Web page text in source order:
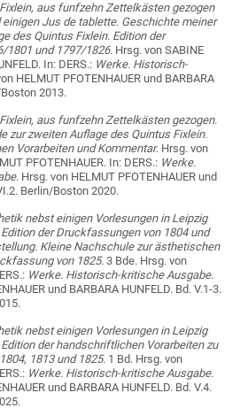
aus funfzehn Zettelkästen gezogen
Jus de tablette. Geschichte meiner
des Quintus Fixlein. Edition der
1801 und 1797/1826. Hrsg. von SABINE
In: DERS.: Werke. Historisch-
HELMUT PFOTENHAUER und BARBARA
2013.
aus funfzehn Zettelkästen gezogen.
zur zweiten Auflage des Quintus Fixlein.
Vorarbeiten und Kommentar. Hrsg. von
PFOTENHAUER. In: DERS.: Werke.
. Hrsg. von HELMUT PFOTENHAUER und
Berlin/Boston 2020.
nebst einigen Vorlesungen in Leipzig
der Druckfassungen von 1804 und
Kleine Nachschule zur ästhetischen
von 1825. 3 Bde. Hrsg. von
Werke. Historisch-kritische Ausgabe.
und BARBARA HUNFELD. Bd. V.1-3.
nebst einigen Vorlesungen in Leipzig
der handschriftlichen Vorarbeiten zu
1813 und 1825. 1 Bd. Hrsg. von
Werke. Historisch-kritische Ausgabe.
und BARBARA HUNFELD. Bd. V.4.